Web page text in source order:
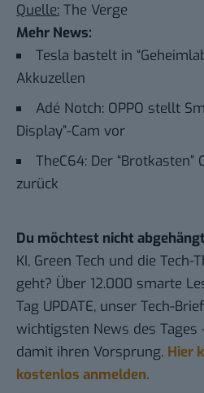
Quelle: The Verge
Mehr News:
Tesla bastelt in
Akkuzellen
Adé Notch: OPPO stellt
Display”-Cam vor
TheC64: Der
zurück
Du möchtest nicht
KI, Green Tech und die
geht? Über 12.000 smarte
Tag UPDATE, unser Tech-
wichtigsten News des Tages
damit ihren Vorsprung. Hier
kostenlos anmelden.